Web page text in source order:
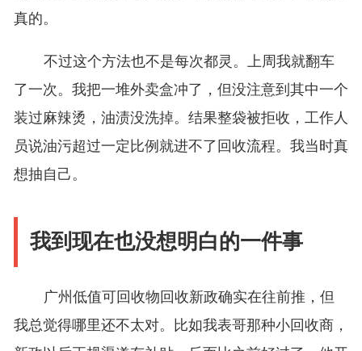
真的。
不过这个方法也不是每次都灵。上周我就翻车
了一次。我把一堆外卖盒冲了，但没注意到其中一个
装过麻辣烫，油渍没洗掉。结果整袋被拒收，工作人
员说油污超过一定比例就进不了回收流程。我当时真
想抽自己。
我到现在也没想明白的一件事
广州低值可回收物回收新政确实在往前推，但
我总觉得哪里还不太对。比如我表哥那种小回收商，